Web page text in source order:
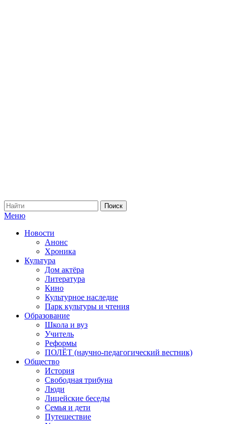
Меню
Новости
Анонс
Хроника
Культура
Дом актёра
Литература
Кино
Культурное наследие
Парк культуры и чтения
Образование
Школа и вуз
Учитель
Реформы
ПОЛЁТ (научно-педагогический вестник)
Общество
История
Свободная трибуна
Люди
Лицейские беседы
Семья и дети
Путешествие